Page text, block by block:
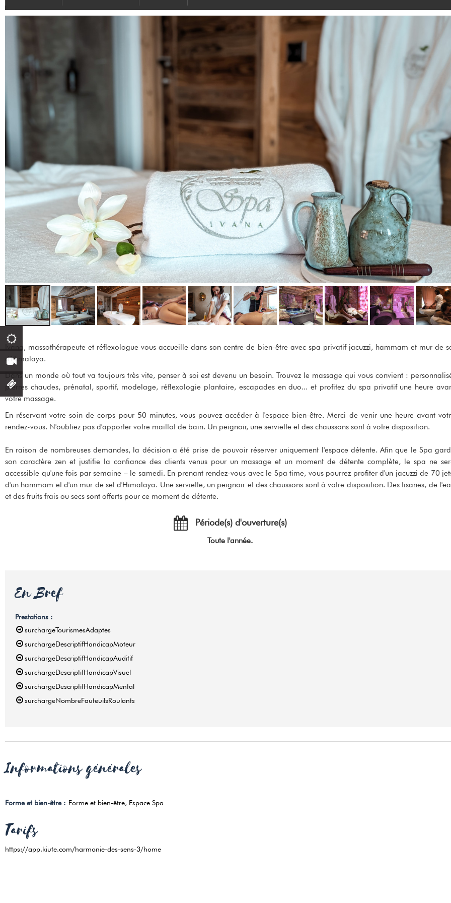
Ivana, massothérapeute et réflexologue vous accueille dans son centre de bien-être avec spa privatif jacuzzi, hammam et mur de
d'Himalaya.
Dans un monde où tout va toujours très vite, penser à soi est devenu un besoin. Trouvez le massage qui vous convient :
pierres chaudes, prénatal, sportif, modelage, réflexologie plantaire, escapades en duo... et profitez du spa privatif une heure
votre massage.
En réservant votre soin de corps pour 50 minutes, vous pouvez accéder à l'espace bien-être. Merci de venir une heure avant
rendez-vous. N'oubliez pas d'apporter votre maillot de bain. Un peignoir, une serviette et des chaussons sont à votre disposition.
En raison de nombreuses demandes, la décision a été prise de pouvoir réserver uniquement l'espace détente. Afin que le Spa
son caractère zen et justifie la confiance des clients venus pour un massage et un moment de détente complète, le spa ne
accessible qu'une fois par semaine – le samedi. En prenant rendez-vous avec le Spa time, vous pourrez profiter d'un jacuzzi de 70
d'un hammam et d'un mur de sel d'Himalaya. Une serviette, un peignoir et des chaussons sont à votre disposition. Des tisanes, de
et des fruits frais ou secs sont offerts pour ce moment de détente.
Période(s) d'ouverture(s)
Toute l'année.
En Bref
Prestations :
surchargeTourismesAdaptes
surchargeDescriptifHandicapMoteur
surchargeDescriptifHandicapAuditif
surchargeDescriptifHandicapVisuel
surchargeDescriptifHandicapMental
surchargeNombreFauteuilsRoulants
Informations générales
Forme et bien-être : Forme et bien-être Espace Spa
Tarifs
https://app.kiute.com/harmonie-des-sens-3/home